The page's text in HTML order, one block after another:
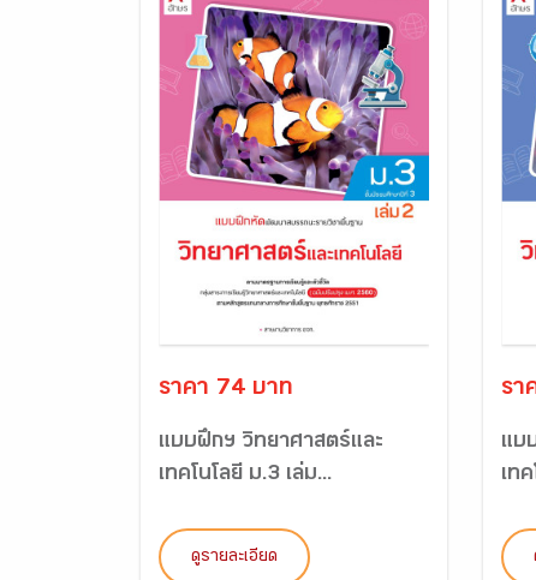
ราคา 74 บาท
แบบฝึกฯ วิทยาศาสตร์และ
เทคโนโลยี ม.3 เล่ม...
ดูรายละเอียด
รา
แบ
เท